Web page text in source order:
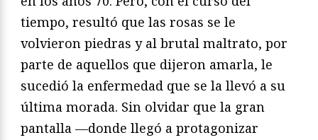
tiempo, resultó que las rosas se le
volvieron piedras y al brutal maltrato, por
parte de aquellos que dijeron amarla, le
sucedió la enfermedad que se la llevó a su
última morada. Sin olvidar que la gran
pantalla —donde llegó a protagonizar